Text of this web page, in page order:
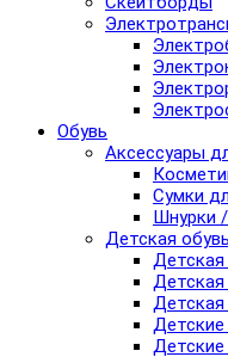
Обувь
Аксессуары
Сумки
Шнурки
Детская обувь
Детская
Детская